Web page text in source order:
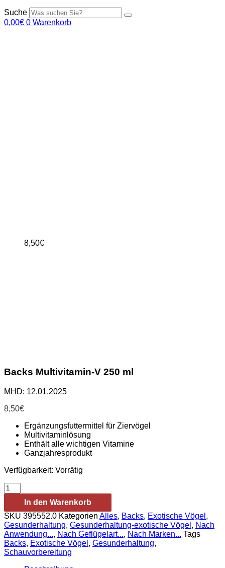
Suche
0,00€ 0 Warenkorb
8,50€
Backs Multivitamin-V 250 ml
MHD: 12.01.2025
8,50€
Ergänzungsfuttermittel für Ziervögel
Multivitaminlösung
Enthält alle wichtigen Vitamine
Ganzjahresprodukt
Verfügbarkeit: Vorrätig
Backs
Multivitamin-
250
ml
Menge
In den Warenkorb
SKU 395552.0 Kategorien Alles, Backs, Exotische Vögel ,
Gesunderhaltung, Gesunderhaltung-exotische Vögel , Nach
Anwendung..., Nach Geflügelart..., Nach Marken... Tags
Backs, Exotische Vögel , Gesunderhaltung,
Schauvorbereitung